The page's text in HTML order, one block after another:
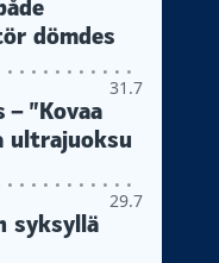
dömdes
31.7
”Kovaa
ultrajuoksu
29.7
syksyllä